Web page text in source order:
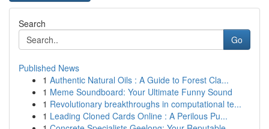
Search
Go
Published News
1 Authentic Natural Oils : A Guide to Forest Cla...
1 Meme Soundboard: Your Ultimate Funny Sound
1 Revolutionary breakthroughs in computational te...
1 Leading Cloned Cards Online : A Perilous Pu...